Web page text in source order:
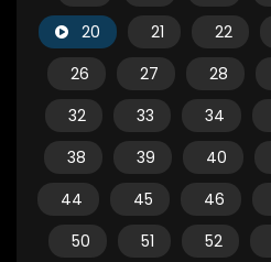
20
21 22
26
27 28
32
33 34
38
39 40
44
45 46
50
51 52